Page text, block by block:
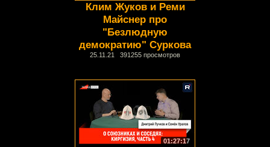
Клим Жуков и Реми
Майснер про
"Безлюдную
демократию" Суркова
25.11.21 391255 просмотров
01:27:17